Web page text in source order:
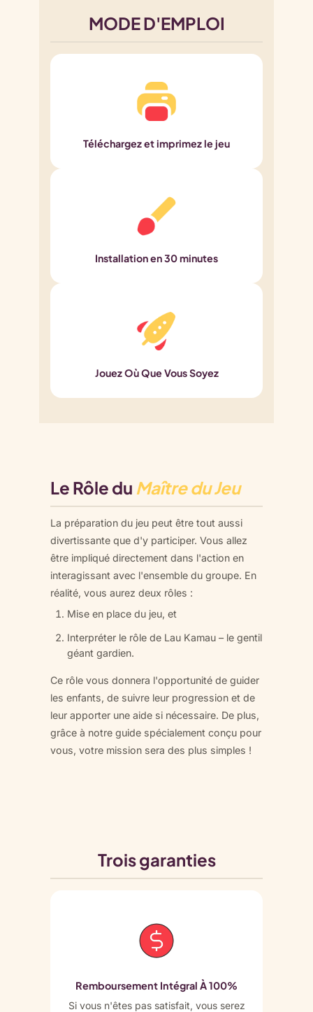
MODE D'EMPLOI
Téléchargez et imprimez le jeu
Installation en 30 minutes
Jouez Où Que Vous Soyez
Le Rôle du Maître du Jeu
La préparation du jeu peut être tout aussi
divertissante que d'y participer. Vous allez
être impliqué directement dans l'action en
interagissant avec l'ensemble du groupe. En
réalité, vous aurez deux rôles :
Mise en place du jeu, et
Interpréter le rôle de Lau Kamau – le gentil
géant gardien.
Ce rôle vous donnera l'opportunité de guider
les enfants, de suivre leur progression et de
leur apporter une aide si nécessaire. De plus,
grâce à notre guide spécialement conçu pour
vous, votre mission sera des plus simples !
Trois garanties
Remboursement Intégral À 100%
Si vous n'êtes pas satisfait, vous serez